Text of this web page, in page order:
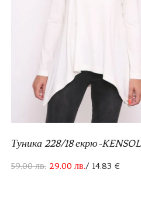
Туника 228/18 екрю-KENSOL
59.00лв. 29.00 лв./ 14.83 €